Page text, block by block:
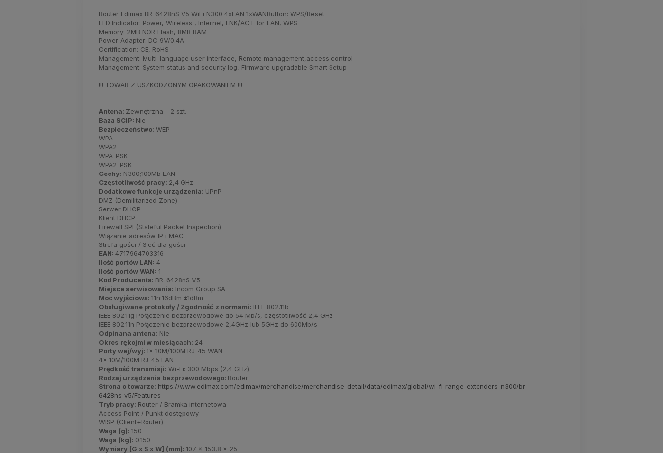
Router Edimax BR-6428nS V5 WiFi N300 4xLAN 1xWANButton: WPS/Reset
LED Indicator: Power, Wireless , Internet, LNK/ACT for LAN, WPS
Memory: 2MB NOR Flash, 8MB RAM
Power Adapter: DC 9V/0.4A
Certification: CE, RoHS
Management: Multi-language user interface, Remote management,access control
Management: System status and security log, Firmware upgradable Smart Setup
!!! TOWAR Z USZKODZONYM OPAKOWANIEM !!!
Antena: Zewnętrzna - 2 szt.
Baza SCIP: Nie
Bezpieczeństwo: WEP
WPA
WPA2
WPA-PSK
WPA2-PSK
Cechy: N300;100Mb LAN
Częstotliwość pracy: 2,4 GHz
Dodatkowe funkcje urządzenia: UPnP
DMZ (Demilitarized Zone)
Serwer DHCP
Klient DHCP
Firewall SPI (Stateful Packet Inspection)
Wiązanie adresów IP i MAC
Strefa gości / Sieć dla gości
EAN: 4717964703316
Ilość portów LAN: 4
Ilość portów WAN: 1
Kod Producenta: BR-6428nS V5
Miejsce serwisowania: Incom Group SA
Moc wyjściowa: 11n:16dBm ±1dBm
Obsługiwane protokoły / Zgodność z normami: IEEE 802.11b
IEEE 802.11g Połączenie bezprzewodowe do 54 Mb/s, częstotliwość 2,4 GHz
IEEE 802.11n Połączenie bezprzewodowe 2,4GHz lub 5GHz do 600Mb/s
Odpinana antena: Nie
Okres rękojmi w miesiącach: 24
Porty wej/wyj: 1x 10M/100M RJ-45 WAN
4x 10M/100M RJ-45 LAN
Prędkość transmisji: Wi-Fi: 300 Mbps (2,4 GHz)
Rodzaj urządzenia bezprzewodowego: Router
Strona o towarze: https://www.edimax.com/edimax/merchandise/merchandise_detail/data/edimax/global/wi-fi_range_extenders_n300/br-
6428ns_v5/Features
Tryb pracy: Router / Bramka internetowa
Access Point / Punkt dostępowy
WISP (Client+Router)
Waga (g): 150
Waga (kg): 0.150
Wymiary [G x S x W] (mm): 107 x 153,8 x 25